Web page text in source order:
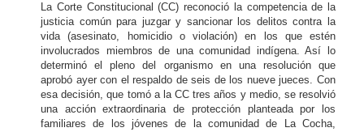
y
a
La Corte Constitucional (CC) reconoció la competencia de la
justicia común para juzgar y sancionar los delitos contra la
vida (asesinato, homicidio o violación) en los que estén
involucrados miembros de una comunidad indígena. Así lo
determinó el pleno del organismo en una resolución que
aprobó ayer con el respaldo de seis de los nueve jueces. Con
esa decisión, que tomó a la CC tres años y medio, se resolvió
una acción extraordinaria de protección planteada por los
familiares de los jóvenes de la comunidad de La Cocha,